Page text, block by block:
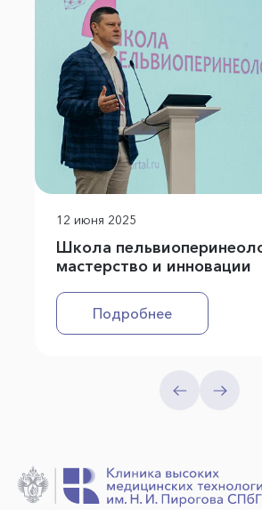
12 июня 2025
Школа
мастерство и инновации
Подробнее